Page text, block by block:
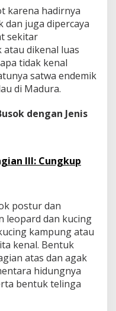
karena hadirnya
dan juga dipercaya
sekitar
atau dikenal luas
tidak kenal
satwa endemik
di Madura.
dengan Jenis
III: Cungkup
postur dan
leopard dan kucing
kampung atau
kenal. Bentuk
atas dan agak
hidungnya
bentuk telinga